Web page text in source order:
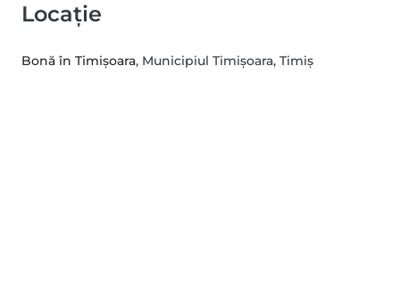
Locație
Bonă în Timișoara, Municipiul Timişoara, Timiș